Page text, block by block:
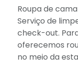
Roupa de
Serviço de
check-out.
oferecemos
no meio da